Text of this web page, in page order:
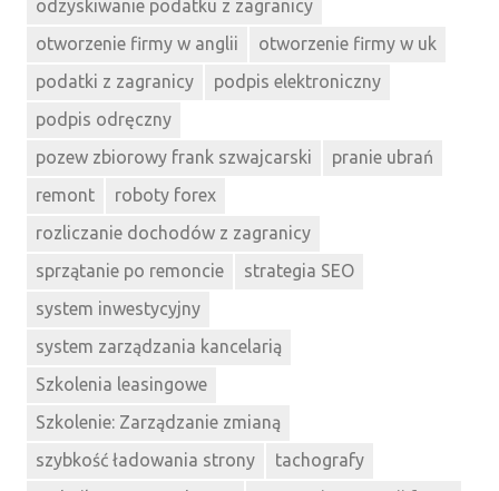
odzyskiwanie podatku z zagranicy
otworzenie firmy w anglii
otworzenie firmy w uk
podatki z zagranicy
podpis elektroniczny
podpis odręczny
pozew zbiorowy frank szwajcarski
pranie ubrań
remont
roboty forex
rozliczanie dochodów z zagranicy
sprzątanie po remoncie
strategia SEO
system inwestycyjny
system zarządzania kancelarią
Szkolenia leasingowe
Szkolenie: Zarządzanie zmianą
szybkość ładowania strony
tachografy